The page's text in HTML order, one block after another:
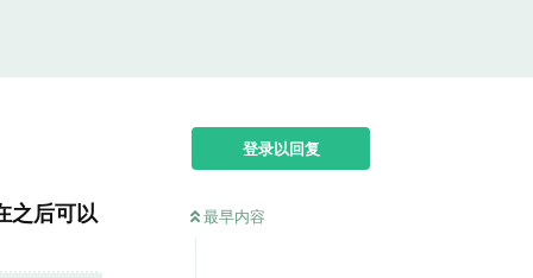
登录以回复
最早内容
之后可以